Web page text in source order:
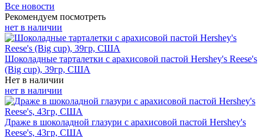
Все новости
Рекомендуем посмотреть
нет в наличии
Шоколадные тарталетки с арахисовой пастой Hershey's Reese's
(Big cup), 39гр, США
Нет в наличии
нет в наличии
Драже в шоколадной глазури с арахисовой пастой Hershey's
Reese's, 43гр, США